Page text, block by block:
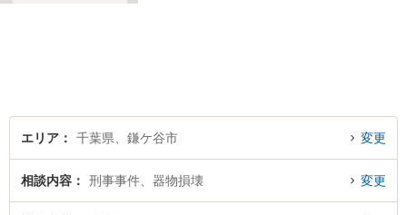
て参ります。
エリア
千葉県、鎌ケ谷市 変更
相談内容 刑事事件、器物損壊 変更